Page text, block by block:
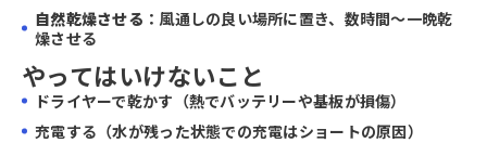
自然乾燥させる ：風通しの良い場所に置き、数時間〜一晩乾
燥させる
やってはいけないこと
ドライヤーで乾かす（熱でバッテリーや基板が損傷）
充電する（水が残った状態での充電はショートの原因）